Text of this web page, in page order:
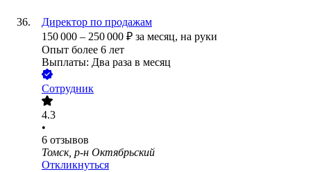
Директор по продажам
150 000 – 250 000 ₽ за месяц, на руки
Опыт более 6 лет
Выплаты: Два раза в месяц
Сотрудник
4.3
•
6 отзывов
Томск, р-н Октябрьский
Откликнуться